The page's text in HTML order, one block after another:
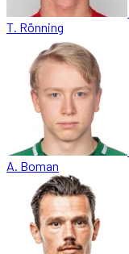
T. Rönning
A. Boman